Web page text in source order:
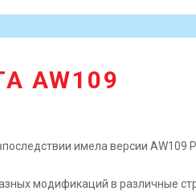
AW109
имела версии AW109
модификаций в различные